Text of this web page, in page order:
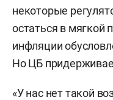
некоторые
остаться в мягкой
инфляции
Но ЦБ
«У нас нет такой